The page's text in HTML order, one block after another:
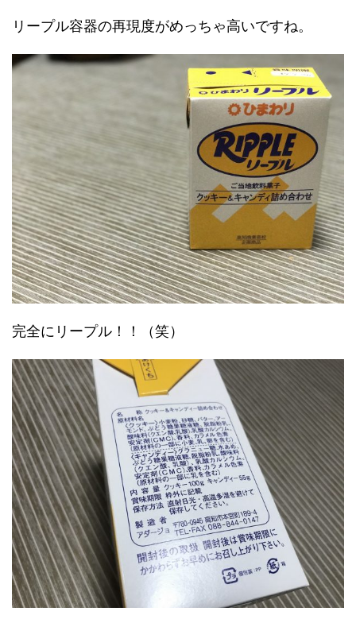
リープル容器の再現度がめっちゃ高いですね。
完全にリープル！！（笑）